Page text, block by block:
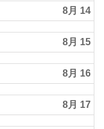
8月 14
8月 15
8月 16
8月 17